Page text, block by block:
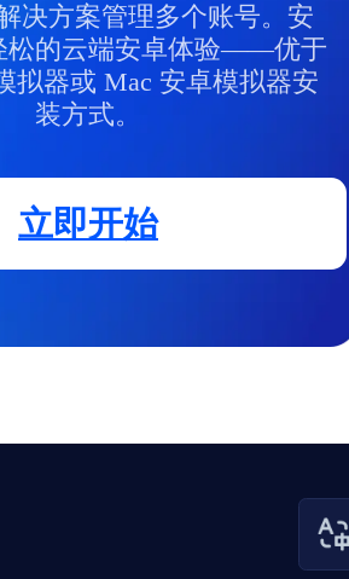
决方案管理多个账号。安
松的云端安卓体验——优于
拟器或 Mac 安卓模拟器安
装方式。
立即开始